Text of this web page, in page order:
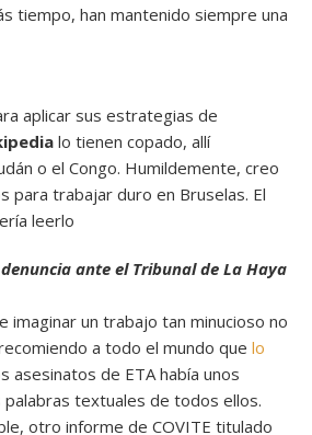
tiempo, han mantenido siempre una
aplicar sus estrategias de
lo tienen copado, allí
o el Congo. Humildemente, creo
para trabajar duro en Bruselas. El
leerlo
ante el Tribunal de La Haya
imaginar un trabajo tan minucioso no
a todo el mundo que lo
asesinatos de ETA había unos
textuales de todos ellos.
otro informe de COVITE titulado